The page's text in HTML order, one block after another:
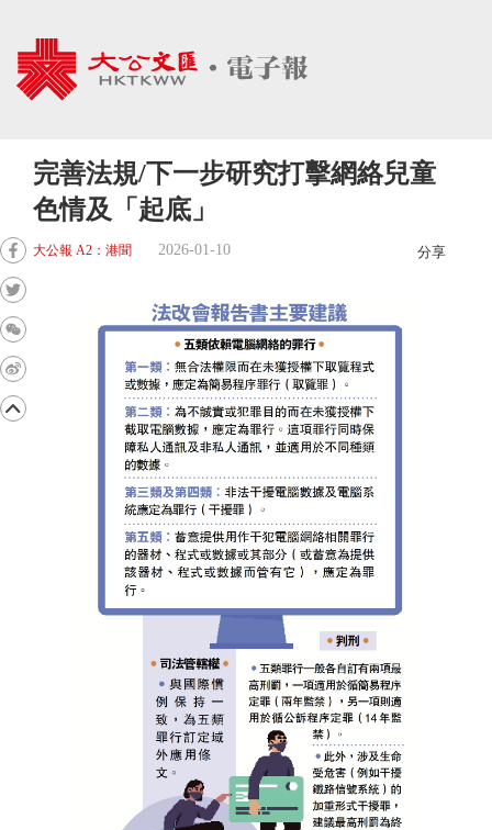
完善法規/下一步研究打擊網絡兒童
色情及「起底」
大公報 A2：港聞 2026-01-10 分享